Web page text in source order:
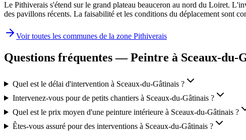
Le Pithiverais s'étend sur le grand plateau beauceron au nord du Loiret.
des pavillons récents. La faisabilité et les conditions du déplacement sont
Voir toutes les communes de la zone Pithiverais
Questions fréquentes — Peintre à Sceaux-du-
Quel est le délai d'intervention à Sceaux-du-Gâtinais ?
Intervenez-vous pour de petits chantiers à Sceaux-du-Gâtinais ?
Quel est le prix moyen d'une peinture intérieure à Sceaux-du-Gâtinais ?
Êtes-vous assuré pour des interventions à Sceaux-du-Gâtinais ?